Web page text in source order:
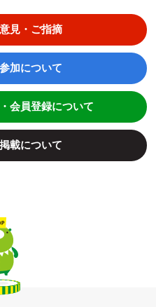
見・ご指摘
加について
会員登録について
載について